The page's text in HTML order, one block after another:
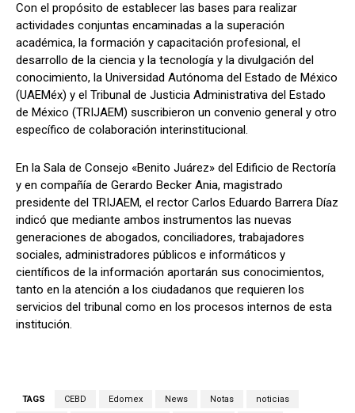
Con el propósito de establecer las bases para realizar
actividades conjuntas encaminadas a la superación
académica, la formación y capacitación profesional, el
desarrollo de la ciencia y la tecnología y la divulgación del
conocimiento, la Universidad Autónoma del Estado de México
(UAEMéx) y el Tribunal de Justicia Administrativa del Estado
de México (TRIJAEM) suscribieron un convenio general y otro
específico de colaboración interinstitucional.
En la Sala de Consejo «Benito Juárez» del Edificio de Rectoría
y en compañía de Gerardo Becker Ania, magistrado
presidente del TRIJAEM, el rector Carlos Eduardo Barrera Díaz
indicó que mediante ambos instrumentos las nuevas
generaciones de abogados, conciliadores, trabajadores
sociales, administradores públicos e informáticos y
científicos de la información aportarán sus conocimientos,
tanto en la atención a los ciudadanos que requieren los
servicios del tribunal como en los procesos internos de esta
institución.
TAGS CEBD Edomex News Notas noticias